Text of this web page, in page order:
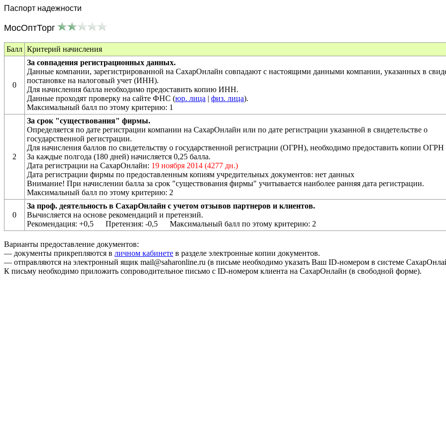
Паспорт надежности
МосОптТорг
Балл Критерий начисления
0
За совпадения регистрационных данных.
Данные компании, зарегистрированной на СахарОнлайн совпадают с настоящими данными компании, указанных в
постановке на налоговый учет (ИНН).
Для начисления балла необходимо предоставить копию ИНН.
Данные проходят проверку на сайте ФНС (юр. лица | физ. лица).
Максимальный балл по этому критерию: 1
2
За срок "существования" фирмы.
Определяется по дате регистрации компании на СахарОнлайн или по дате регистрации указанной в свидетельстве о
государственной регистрации.
Для начисления баллов по свидетельству о государственной регистрации (ОГРН), необходимо предоставить копии
За каждые полгода (180 дней) начисляется 0,25 балла.
Дата регистрации на СахарОнлайн: 19 ноября 2014 (4277 дн.)
Дата регистрации фирмы по предоставленным копиям учредительных документов: нет данных
Внимание! При начислении балла за срок "существования фирмы" учитывается наиболее ранняя дата регистрации.
Максимальный балл по этому критерию: 2
0
За проф. деятельность в СахарОнлайн с учетом отзывов партнеров и клиентов.
Вычисляется на основе рекомендаций и претензий.
Рекомендация: +0,5 Претензия: -0,5 Максимальный балл по этому критерию: 2
Варианты предоставление документов:
— документы прикрепляются в личном кабинете в разделе электронные копии документов.
— отправляются на электронный ящик mail@saharonline.ru (в письме необходимо указать Ваш ID-номером в системе
К письму необходимо приложить сопроводительное письмо с ID-номером клиента на СахарОнлайн (в свободной форме).